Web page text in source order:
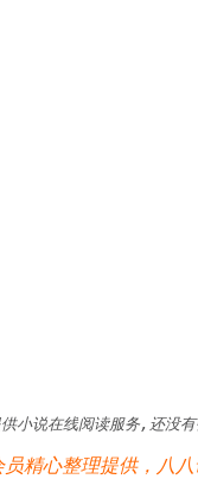
小说在线阅读服务,还没
精心整理提供，八